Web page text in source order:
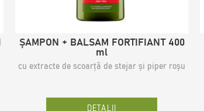
ȘAMPON + BALSAM FORTIFIANT 400
ml
cu extracte de scoarță de stejar și piper roșu
DETALII